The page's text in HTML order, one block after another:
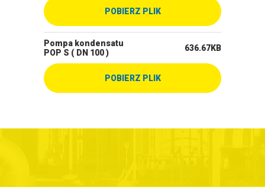
POBIERZ PLIK
Pompa kondensatu
POP S ( DN 100 )
636.67KB
POBIERZ PLIK